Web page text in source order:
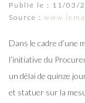
Publié le : 11/03/
Source :
Dans le cadre d’une
l’initiative du
un délai de quinze
et statuer sur la